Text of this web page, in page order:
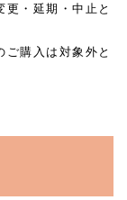
・延期・中止と
購入は対象外と